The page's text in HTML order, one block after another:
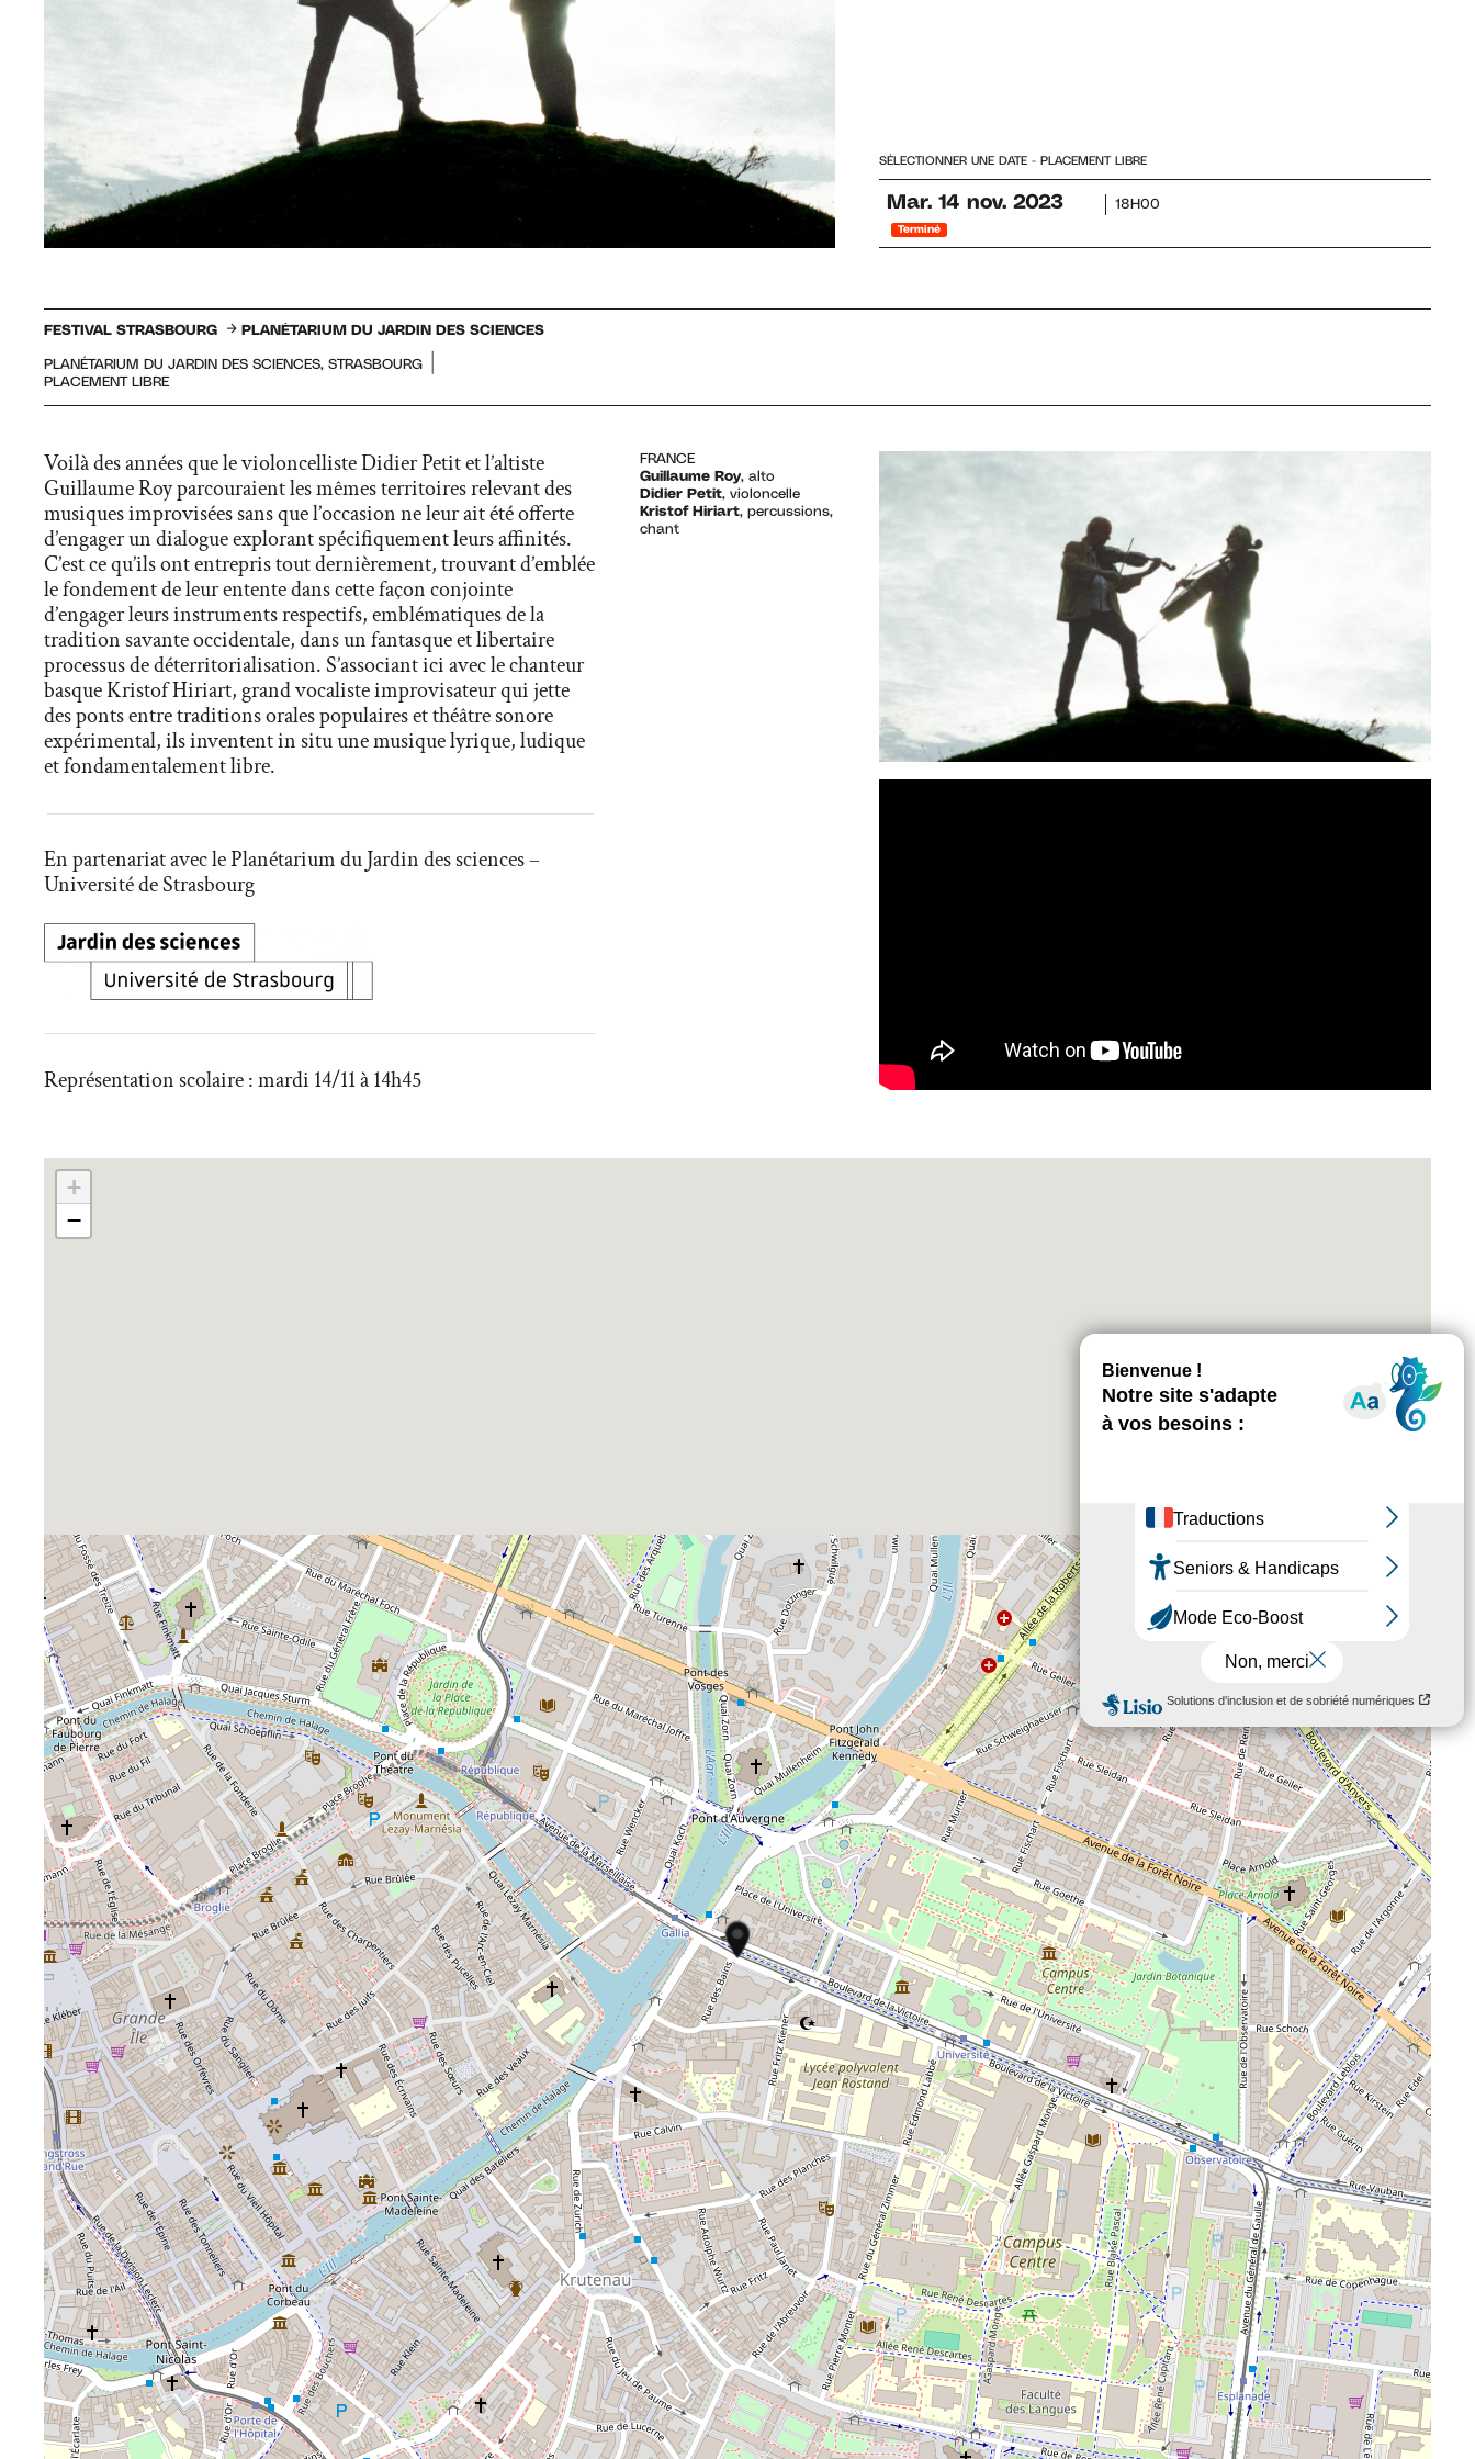
SÉLECTIONNER UNE DATE PLACEMENT LIBRE
Mar. 14 nov. 2023 18H00
Terminé
FESTIVAL STRASBOURG PLANÉTARIUM DU JARDIN DES SCIENCES
PLANÉTARIUM DU JARDIN DES SCIENCES, STRASBOURG
PLACEMENT LIBRE
Voilà des années que le violoncelliste Didier Petit et l’altiste
Guillaume Roy parcouraient les mêmes territoires relevant des
musiques improvisées sans que l’occasion ne leur ait été offerte
d’engager un dialogue explorant spécifiquement leurs affinités.
C’est ce qu’ils ont entrepris tout dernièrement, trouvant d’emblée
le fondement de leur entente dans cette façon conjointe
d’engager leurs instruments respectifs, emblématiques de la
tradition savante occidentale, dans un fantasque et libertaire
processus de déterritorialisation. S’associant ici avec le chanteur
basque Kristof Hiriart, grand vocaliste improvisateur qui jette
des ponts entre traditions orales populaires et théâtre sonore
expérimental, ils inventent in situ une musique lyrique, ludique
et fondamentalement libre.
En partenariat avec le Planétarium du Jardin des sciences –
Université de Strasbourg
Représentation scolaire : mardi 14/11 à 14h45
FRANCE
Guillaume Roy, alto
Didier Petit, violoncelle
Kristof Hiriart, percussions,
chant
+
−